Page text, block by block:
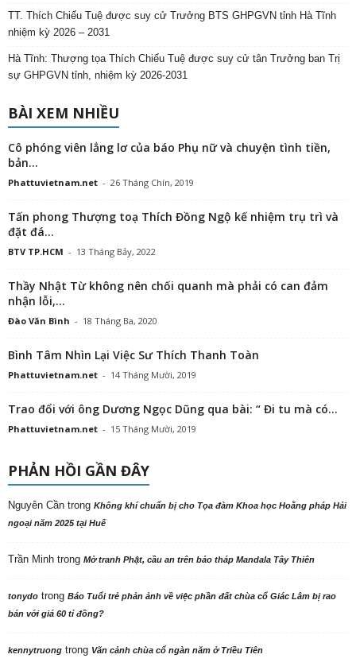
TT. Thích Chiếu Tuệ được suy cử Trưởng BTS GHPGVN tỉnh Hà Tĩnh
nhiệm kỳ 2026 – 2031
Hà Tĩnh: Thượng tọa Thích Chiếu Tuệ được suy cử tân Trưởng ban Trị
sự GHPGVN tỉnh, nhiệm kỳ 2026-2031
BÀI XEM NHIỀU
Cô phóng viên lẳng lơ của báo Phụ nữ và chuyện tình tiền,
bản...
Phattuvietnam.net - 26 Tháng Chín, 2019
Tấn phong Thượng toạ Thích Đồng Ngộ kế nhiệm trụ trì và
đặt đá...
BTV TP.HCM - 13 Tháng Bảy, 2022
Thầy Nhật Từ không nên chối quanh mà phải có can đảm
nhận lỗi,...
Đào Văn Bình - 18 Tháng Ba, 2020
Bình Tâm Nhìn Lại Việc Sư Thích Thanh Toàn
Phattuvietnam.net - 14 Tháng Mười, 2019
Trao đổi với ông Dương Ngọc Dũng qua bài: “ Đi tu mà có...
Phattuvietnam.net - 15 Tháng Mười, 2019
PHẢN HỒI GẦN ĐÂY
Nguyên Cần trong Không khí chuẩn bị cho Tọa đàm Khoa học Hoằng pháp Hải
ngoại năm 2025 tại Huế
Trần Minh trong Mở tranh Phật, cầu an trên bảo tháp Mandala Tây Thiên
tonydo trong Báo Tuổi trẻ phản ảnh về việc phần đất chùa cổ Giác Lâm bị rao
bán với giá 60 tỉ đồng?
kennytruong trong Vãn cảnh chùa cổ ngàn năm ở Triều Tiên